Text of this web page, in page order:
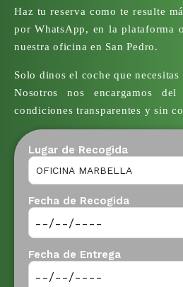
Haz tu reserva como te resulte
por WhatsApp, en la plataforma
nuestra oficina en San Pedro.
Solo dinos el coche que
Nosotros nos encargamos
condiciones transparentes y sin
Lugar de Recogida
Fecha de Recogida
Fecha de Entrega